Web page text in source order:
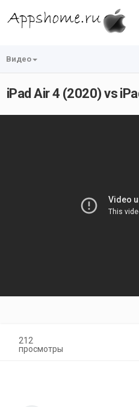
Видео
iPad Air 4 (2020) vs
212
просмотры